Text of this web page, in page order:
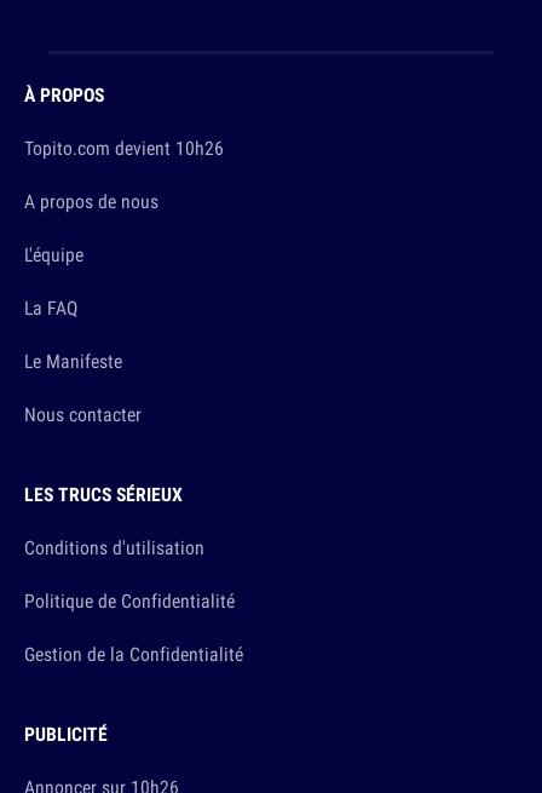
À PROPOS
Topito.com devient 10h26
A propos de nous
L'équipe
La FAQ
Le Manifeste
Nous contacter
LES TRUCS SÉRIEUX
Conditions d'utilisation
Politique de Confidentialité
Gestion de la Confidentialité
PUBLICITÉ
Annoncer sur 10h26